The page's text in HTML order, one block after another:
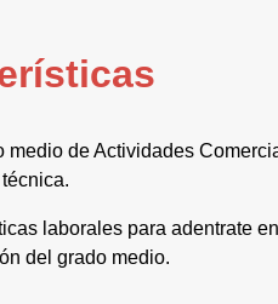
medio de Actividades
laborales para adentrate
del grado medio.